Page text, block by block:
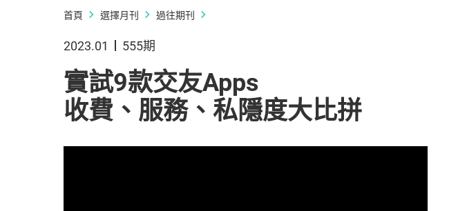
首頁 選擇月刊 過往期刊
2023.01 555期
實試9款交友Apps
收費、服務、私隱度大比拼